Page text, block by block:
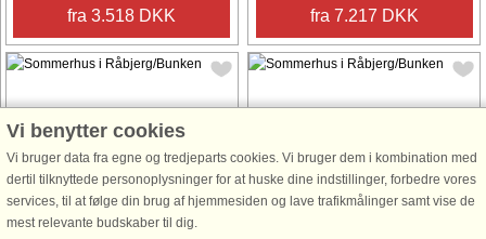
fra 3.518 DKK fra 7.217 DKK
Hus nr: 6317
Råbjerg/Bunken
Hus nr: 70931
Råbjerg/Bunken
Vi benytter cookies
Vi bruger data fra egne og tredjeparts cookies. Vi bruger dem i kombination med
dertil tilknyttede personoplysninger for at huske dine indstillinger, forbedre vores
services, til at følge din brug af hjemmesiden og lave trafikmålinger samt vise de
mest relevante budskaber til dig.